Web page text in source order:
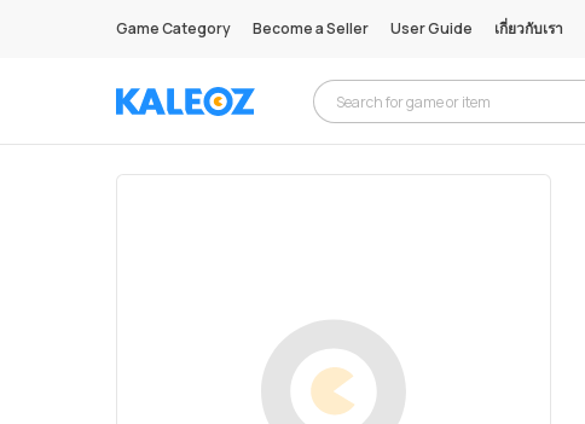
Game Category Become a Seller User Guide เกี่ยวกับเรา